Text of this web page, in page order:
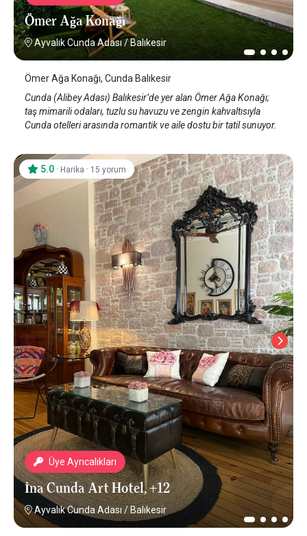
Ömer Ağa Konağı
Ayvalık Cunda Adası/ Balıkesir
Ömer Ağa Konağı, Cunda Balıkesir
Cunda (Alibey Adası) Balıkesir’de yer alan Ömer Ağa Konağı;
taş mimarili odaları, tuzlu su havuzu ve zengin kahvaltısıyla
Cunda otelleri arasında romantik ve aile dostu bir tatil sunuyor.
Üye Ayrıcalıkları
İna Cunda Art Hotel, +12
Ayvalık Cunda Adası/Balıkesir
5.0 · Harika · 15 yorum